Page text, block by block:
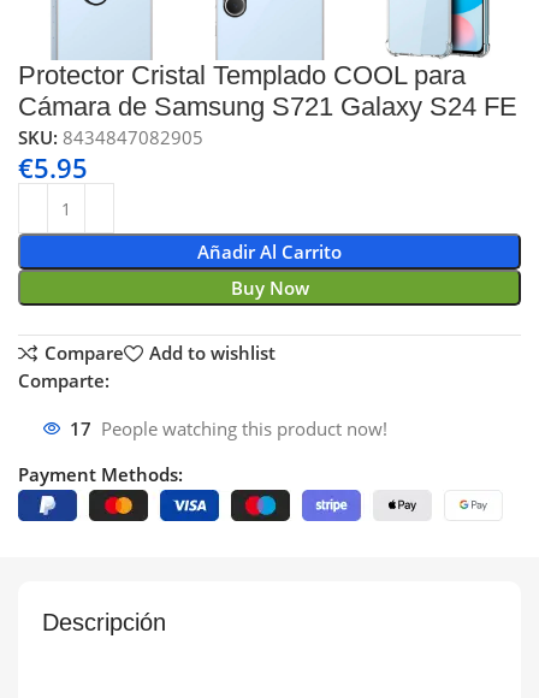
Protector Cristal Templado COOL para
Cámara de Samsung S721 Galaxy S24 FE
SKU:8434847082905
€5.95
Añadir Al Carrito
Buy Now
Compare
Add to wishlist
Comparte:
17 People watching this product now!
Payment Methods:
Descripción